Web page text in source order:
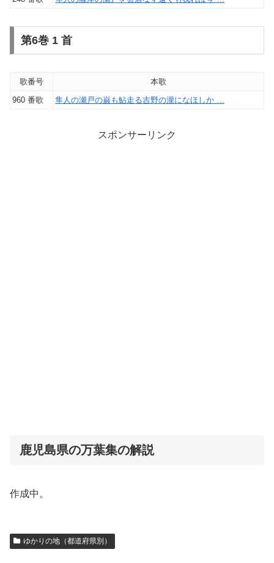
第6巻 1 首
歌番号
本歌
960 番歌
隼人の瀬戸の巌も鮎走る吉野の瀧になほしか …
スポンサーリンク
鹿児島県の万葉集の解説
作成中。
ゆかりの地（都道府県別）